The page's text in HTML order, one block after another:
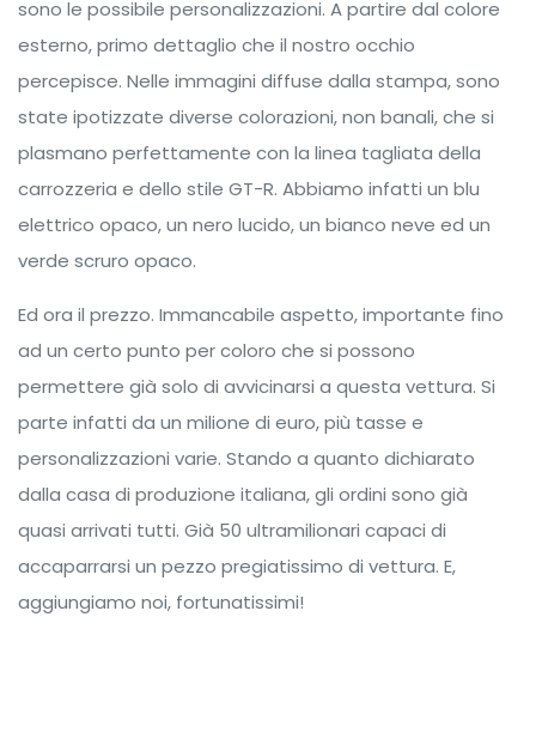
sono le possibile personalizzazioni. A partire dal colore
esterno, primo dettaglio che il nostro occhio
percepisce. Nelle immagini diffuse dalla stampa, sono
state ipotizzate diverse colorazioni, non banali, che si
plasmano perfettamente con la linea tagliata della
carrozzeria e dello stile GT-R. Abbiamo infatti un blu
elettrico opaco, un nero lucido, un bianco neve ed un
verde scruro opaco.
Ed ora il prezzo. Immancabile aspetto, importante fino
ad un certo punto per coloro che si possono
permettere già solo di avvicinarsi a questa vettura. Si
parte infatti da un milione di euro, più tasse e
personalizzazioni varie. Stando a quanto dichiarato
dalla casa di produzione italiana, gli ordini sono già
quasi arrivati tutti. Già 50 ultramilionari capaci di
accaparrarsi un pezzo pregiatissimo di vettura. E,
aggiungiamo noi, fortunatissimi!